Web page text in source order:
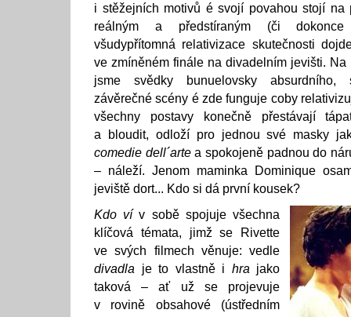
i stěžejních motivů é svojí povahou stojí na
reálným a předstíraným (či dokonce
všudypřítomná relativizace skutečnosti
ve zmíněném finále na divadelním jevišti. Na
jsme svědky bunuelovsky absurdního,
závěrečné scény é zde funguje coby
všechny postavy konečně přestávají
a bloudit, odloží pro jednou své masky
comedie dell´artea spokojeně padnou do
– náleží. Jenom maminka Dominique
jeviště dort... Kdo si dá první kousek?
Kdo vív sobě spojuje všechna
klíčová témata, jimž se Rivette
ve svých filmech věnuje: vedle
divadla je to vlastně i hra jako
taková – ať už se projevuje
v rovině obsahové (ústředním